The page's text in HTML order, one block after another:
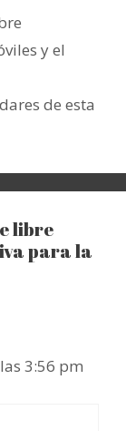
y el
de esta
libre
para la
3:56 pm